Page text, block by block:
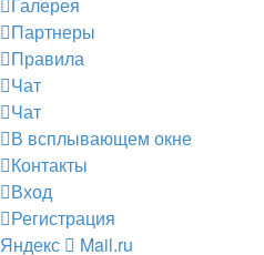
Партнеры
Правила
Чат
Чат
В всплывающем окне
Контакты
Вход
Регистрация
Яндекс
Mail.ru